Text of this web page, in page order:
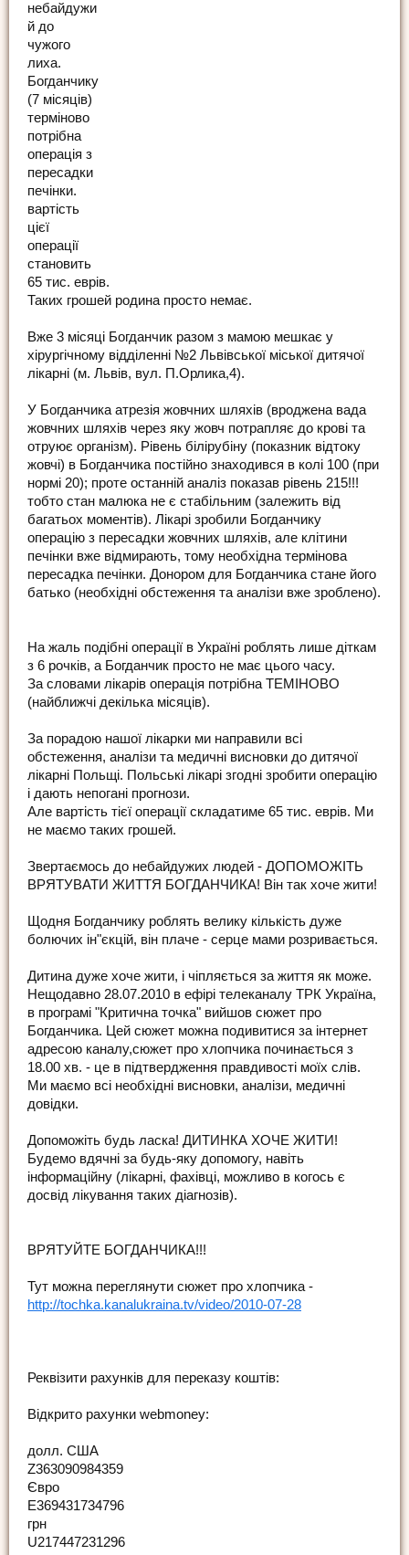
небайдужи
й до
чужого
лиха.
Богданчику
(7 місяців)
терміново
потрібна
операція з
пересадки
печінки.
вартість
цієї
операції
становить
65 тис. еврів.
Таких грошей родина просто немає.
Вже 3 місяці Богданчик разом з мамою мешкає у
хірургічному відділенні №2 Львівської міської дитячої
лікарні (м. Львів, вул. П.Орлика,4).
У Богданчика атрезія жовчних шляхів (вроджена вада
жовчних шляхів через яку жовч потрапляє до крові та
отруює організм). Рівень білірубіну (показник відтоку
жовчі) в Богданчика постійно знаходився в колі 100 (при
нормі 20); проте останній аналіз показав рівень 215!!!
тобто стан малюка не є стабільним (залежить від
багатьох моментів). Лікарі зробили Богданчику
операцію з пересадки жовчних шляхів, але клітини
печінки вже відмирають, тому необхідна термінова
пересадка печінки. Донором для Богданчика стане його
батько (необхідні обстеження та аналізи вже зроблено).
На жаль подібні операції в Україні роблять лише діткам
з 6 рочків, а Богданчик просто не має цього часу.
За словами лікарів операція потрібна ТЕМІНОВО
(найближчі декілька місяців).
За порадою нашої лікарки ми направили всі
обстеження, аналізи та медичні висновки до дитячої
лікарні Польщі. Польські лікарі згодні зробити операцію
і дають непогані прогнози.
Але вартість тієї операції складатиме 65 тис. еврів. Ми
не маємо таких грошей.
Звертаємось до небайдужих людей - ДОПОМОЖІТЬ
ВРЯТУВАТИ ЖИТТЯ БОГДАНЧИКА! Він так хоче жити!
Щодня Богданчику роблять велику кількість дуже
болючих ін"єкцій, він плаче - серце мами розривається.
Дитина дуже хоче жити, і чіпляється за життя як може.
Нещодавно 28.07.2010 в ефірі телеканалу ТРК Україна,
в програмі "Критична точка" вийшов сюжет про
Богданчика. Цей сюжет можна подивитися за інтернет
адресою каналу,сюжет про хлопчика починається з
18.00 хв. - це в підтвердження правдивості моїх слів.
Ми маємо всі необхідні висновки, аналізи, медичні
довідки.
Допоможіть будь ласка! ДИТИНКА ХОЧЕ ЖИТИ!
Будемо вдячні за будь-яку допомогу, навіть
інформаційну (лікарні, фахівці, можливо в когось є
досвід лікування таких діагнозів).
ВРЯТУЙТЕ БОГДАНЧИКА!!!
Тут можна переглянути сюжет про хлопчика -
http://tochka.kanalukraina.tv/video/2010-07-28
Реквізити рахунків для переказу коштів:
Відкрито рахунки webmoney:
долл. США
Z363090984359
Євро
E369431734796
грн
U217447231296